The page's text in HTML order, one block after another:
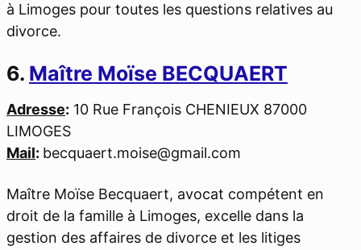
à Limoges pour toutes les questions relatives au
divorce.
6. Maître Moïse BECQUAERT
Adresse: 10 Rue François CHENIEUX 87000
LIMOGES
Mail: becquaert.moise@gmail.com
Maître Moïse Becquaert, avocat compétent en
droit de la famille à Limoges, excelle dans la
gestion des affaires de divorce et les litiges